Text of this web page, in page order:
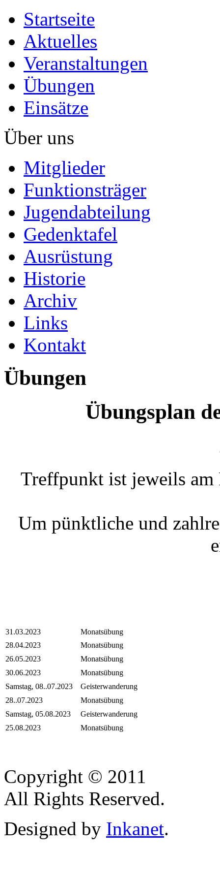
Startseite
Aktuelles
Veranstaltungen
Übungen
Einsätze
Über uns
Mitglieder
Funktionsträger
Jugendabteilung
Gedenktafel
Ausrüstung
Historie
Archiv
Links
Kontakt
Übungen
Übungsplan
Treffpunkt ist jeweils am
Um pünktliche und
31.03.2023
Monatsübung
28.04.2023
Monatsübung
26.05.2023
Monatsübung
30.06.2023
Monatsübung
Samstag, 08..07.2023
Geisterwanderung
28..07.2023
Monatsübung
Samstag, 05.08.2023
Geisterwanderung
25.08.2023
Monatsübung
Copyright © 2011
All Rights Reserved.
Designed by Inkanet.